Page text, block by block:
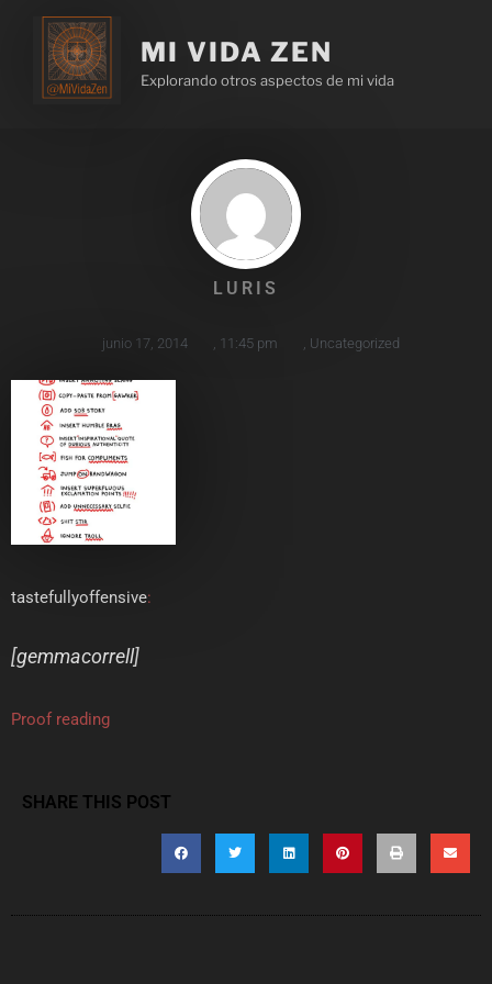
MI VIDA ZEN
Explorando otros aspectos de mi vida
LURIS
junio 17, 2014 11:45 pm Uncategorized
tastefullyoffensive:
[gemmacorrell]
Proof reading
SHARE THIS POST